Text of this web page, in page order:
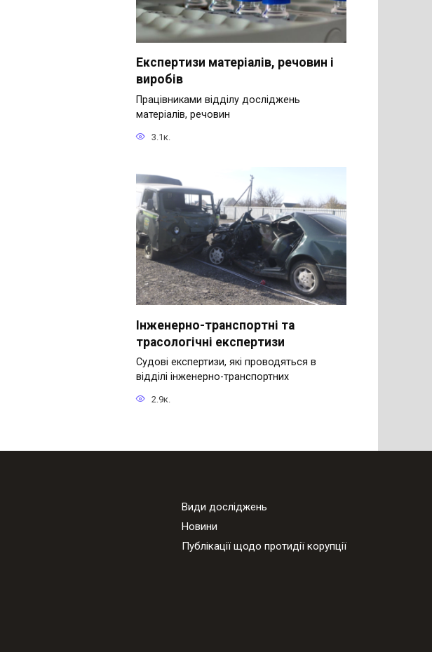
Експертизи матеріалів, речовин і
виробів
Працівниками відділу досліджень
матеріалів, речовин
3.1к.
Інженерно-транспортні та
трасологічні експертизи
Судові експертизи, які проводяться в
відділі інженерно-транспортних
2.9к.
Види досліджень
Новини
Публікації щодо протидії корупції